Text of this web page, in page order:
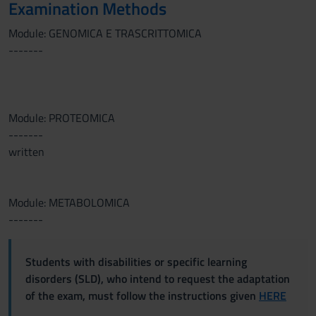
Examination Methods
Module: GENOMICA E TRASCRITTOMICA
-------
Module: PROTEOMICA
-------
written
Module: METABOLOMICA
-------
Students with disabilities or specific learning
disorders (SLD), who intend to request the adaptation
of the exam, must follow the instructions given HERE